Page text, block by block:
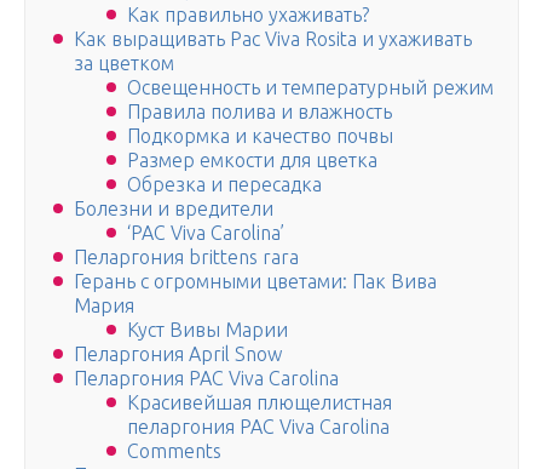
Как правильно ухаживать?
Как выращивать Pac Viva Rosita и ухаживать
за цветком
Освещенность и температурный режим
Правила полива и влажность
Подкормка и качество почвы
Размер емкости для цветка
Обрезка и пересадка
Болезни и вредители
‘PAC Viva Carolina’
Пеларгония brittens rara
Герань с огромными цветами: Пак Вива
Мария
Куст Вивы Марии
Пеларгония April Snow
Пеларгония PAC Viva Carolina
Красивейшая плющелистная
пеларгония PAC Viva Carolina
Comments